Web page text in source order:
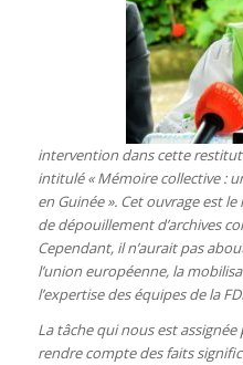
intervention dans cette
intitulé « Mémoire collective :
en Guinée ». Cet ouvrage est
de dépouillement d’archives
Cependant, il n’aurait pas
l’union européenne, la
l’expertise des équipes de la
La tâche qui nous est assignée
rendre compte des faits